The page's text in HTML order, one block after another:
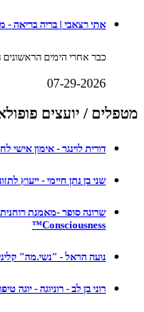
אתי רצאבי | בריה בריאה -
כבר אחרי הימים
07-29-2026
מטפלים / יועצים
דורית לוינגר - אימון אישי
שני בן נתן חיימי - ייעוץ
Consciousness™
נועה הראל - "נשי.מה"
רוני בן לב - רוניוגה - יוגה